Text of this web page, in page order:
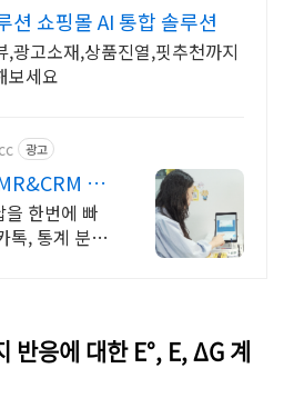
션 쇼핑몰 AI 통합 솔루션
,광고소재,상품진열,핏추천까지
보세요
광고
스
을 한번에 빠
톡, 통계 분석
응에 대한 E°, E, ΔG 계